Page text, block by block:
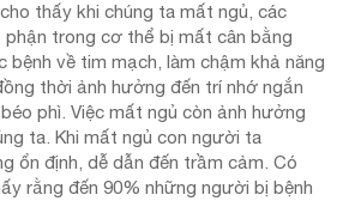
thấy khi chúng ta mất ngủ, các
trong cơ thể bị mất cân bằng
bệnh về tim mạch, làm chậm khả năng
thời ảnh hưởng đến trí nhớ ngắn
phì. Việc mất ngủ còn ảnh hưởng
ta. Khi mất ngủ con người ta
ổn định, dễ dẫn đến trầm cảm. Có
rằng đến 90% những người bị bệnh